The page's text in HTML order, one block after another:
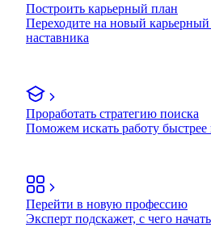
Построить карьерный план
Переходите на новый
наставника
Проработать стратегию поиска
Поможем искать работу
Перейти в новую профессию
Эксперт подскажет, с чего